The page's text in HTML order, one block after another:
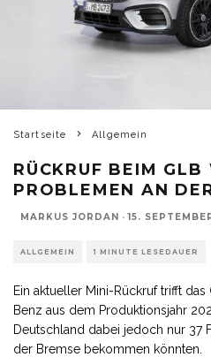
Startseite Allgemein
RÜCKRUF BEIM GLB
PROBLEMEN AN
MARKUS JORDAN · 15.
ALLGEMEIN 1 MINUTE LESEDAUER
Ein aktueller Mini-Rückruf trifft
Benz aus dem Produktionsjahr
Deutschland dabei jedoch nur 37
der Bremse bekommen könnten.